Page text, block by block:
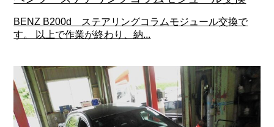
BENZ B200d ステアリングコラムモジュール交換で
す。 以上で作業が終わり、納...